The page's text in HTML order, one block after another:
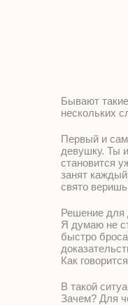
Бывают
нескольких
Первый и
девушку. Ты
становится
занят
свято
Решение для
Я думаю не
быстро
Как
В такой
Зачем? Для